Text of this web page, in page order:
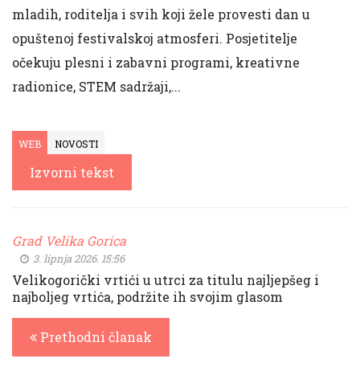
mladih, roditelja i svih koji žele provesti dan u
opuštenoj festivalskoj atmosferi. Posjetitelje
očekuju plesni i zabavni programi, kreativne
radionice, STEM sadržaji,...
WEB NOVOSTI
Izvorni tekst
Grad Velika Gorica
3. lipnja 2026. 15:56
Velikogorički vrtići u utrci za titulu najljepšeg i
najboljeg vrtića, podržite ih svojim glasom
Prethodni članak